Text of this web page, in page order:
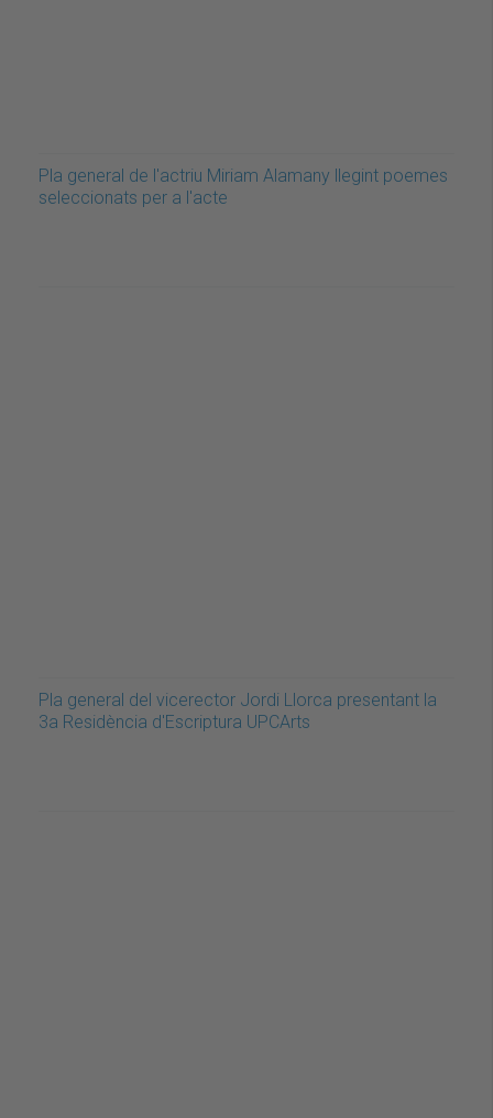
Pla general de l'actriu Miriam Alamany llegint poemes
seleccionats per a l'acte
Pla general del vicerector Jordi Llorca presentant la
3a Residència d'Escriptura UPCArts